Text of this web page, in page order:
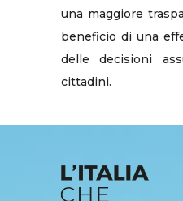
una maggiore
beneficio di una
delle decisioni
cittadini.